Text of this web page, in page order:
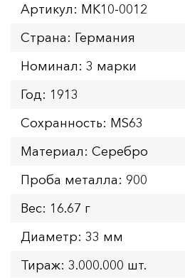
Артикул: MK10-0012
Страна: Германия
Номинал: 3 марки
Год: 1913
Сохранность: MS63
Материал: Серебро
Проба металла: 900
Вес: 16.67 г
Диаметр: 33 мм
Тираж: 3.000.000 шт.